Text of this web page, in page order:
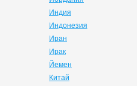
Индия
Индонезия
Иран
Ирак
Йемен
Китай